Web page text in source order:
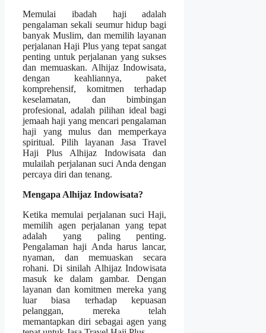
Memulai ibadah haji adalah
pengalaman sekali seumur hidup bagi
banyak Muslim, dan memilih layanan
perjalanan Haji Plus yang tepat sangat
penting untuk perjalanan yang sukses
dan memuaskan. Alhijaz Indowisata,
dengan keahliannya, paket
komprehensif, komitmen terhadap
keselamatan, dan bimbingan
profesional, adalah pilihan ideal bagi
jemaah haji yang mencari pengalaman
haji yang mulus dan memperkaya
spiritual.Pilih layanan Jasa Travel
Haji Plus Alhijaz Indowisata dan
mulailah perjalanan suci Anda dengan
percaya diri dan tenang.
Mengapa Alhijaz Indowisata?
Ketika memulai perjalanan suci Haji,
memilih agen perjalanan yang tepat
adalah yang paling penting.
Pengalaman haji Anda harus lancar,
nyaman, dan memuaskan secara
rohani. Di sinilah Alhijaz Indowisata
masuk ke dalam gambar. Dengan
layanan dan komitmen mereka yang
luar biasa terhadap kepuasan
pelanggan, mereka telah
memantapkan diri sebagai agen yang